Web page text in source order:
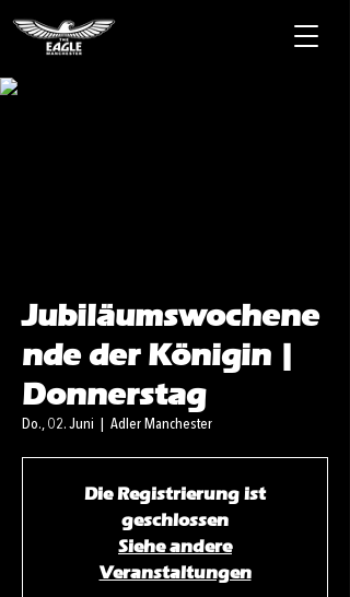
Jubiläumswochene
nde der Königin |
Donnerstag
Do., 02. Juni Adler Manchester
Die Registrierung ist
geschlossen
Siehe andere
Veranstaltungen